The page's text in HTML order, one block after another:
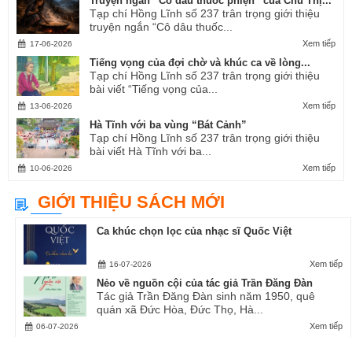
Tạp chí Hồng Lĩnh số 237 trân trọng giới thiệu
truyện ngắn “Cô dâu thuốc...
Xem tiếp
17-06-2026
Tiếng vọng của đợi chờ và khúc ca về lòng...
Tạp chí Hồng Lĩnh số 237 trân trọng giới thiệu
bài viết “Tiếng vọng của...
Xem tiếp
13-06-2026
Hà Tĩnh với ba vùng “Bát Cảnh”
Tạp chí Hồng Lĩnh số 237 trân trọng giới thiệu
bài viết Hà Tĩnh với ba...
Xem tiếp
10-06-2026
GIỚI THIỆU SÁCH MỚI
Ca khúc chọn lọc của nhạc sĩ Quốc Việt
Xem tiếp
16-07-2026
Nẻo về nguồn cội của tác giả Trần Đăng Đàn
Tác giả Trần Đăng Đàn sinh năm 1950, quê
quán xã Đức Hòa, Đức Thọ, Hà...
Xem tiếp
06-07-2026